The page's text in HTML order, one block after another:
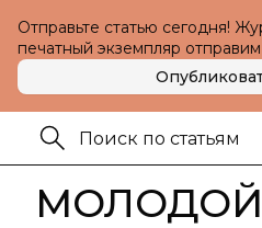
Отправьте статью сегодня!
печатный экземпляр отправим